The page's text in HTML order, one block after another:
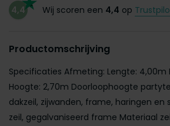
4,4 Wij scoren een 4,4 op
Productomschrijving
Specificaties Afmeting: Lengte: 4,00m
Hoogte: 2,70m Doorloophoogte
dakzeil, zijwanden, frame, haringen en
zeil, gegalvaniseerd frame Materiaal